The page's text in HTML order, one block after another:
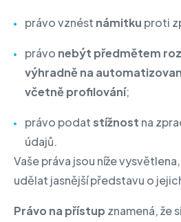
právo vznést námitku proti
právo nebýt předmětem
výhradně na
včetně profilování;
právo podatstížnost na
údajů.
Vaše práva jsou níže
udělat jasnější představu o
Právo na přístup znamená, že